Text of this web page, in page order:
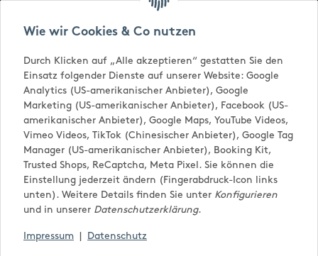
Versandkostenfrei ab € 65,-
0,00 €
Wie wir Cookies & Co nutzen
Durch Klicken auf „Alle akzeptieren“ gestatten Sie den
Einsatz folgender Dienste auf unserer Website: Google
Analytics (US-amerikanischer Anbieter), Google
Marketing (US-amerikanischer Anbieter), Facebook (US-
amerikanischer Anbieter), Google Maps, YouTube Videos,
Vimeo Videos, TikTok (Chinesischer Anbieter), Google Tag
Manager (US-amerikanischer Anbieter), Booking Kit,
Trusted Shops, ReCaptcha, Meta Pixel. Sie können die
Einstellung jederzeit ändern (Fingerabdruck-Icon links
unten). Weitere Details finden Sie unter Konfigurieren
und in unserer Datenschutzerklärung.
Impressum Datenschutz